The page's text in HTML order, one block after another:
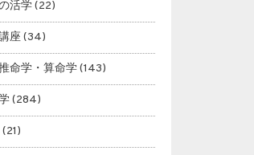
活学(22)
座(34)
命学・算命学(143)
(284)
(21)